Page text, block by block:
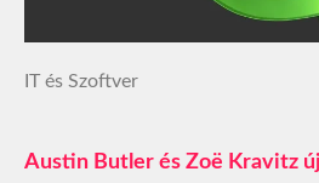
IT és Szoftver
Austin Butler és Zoë Kravitz